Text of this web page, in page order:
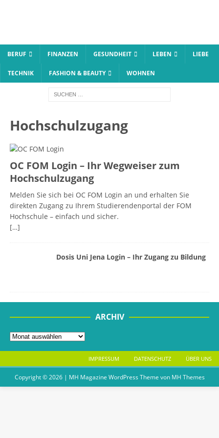
BERUF FINANZEN GESUNDHEIT LEBEN LIEBE
TECHNIK FASHION & BEAUTY WOHNEN
Hochschulzugang
OC FOM Login – Ihr Wegweiser zum
Hochschulzugang
Melden Sie sich bei OC FOM Login an und erhalten Sie
direkten Zugang zu Ihrem Studierendenportal der FOM
Hochschule – einfach und sicher.
[…]
Dosis Uni Jena Login – Ihr Zugang zu Bildung
ARCHIV
IMPRESSUM DATENSCHUTZ ÜBER UNS
Copyright © 2026 | MH Magazine WordPress Theme von MH Themes